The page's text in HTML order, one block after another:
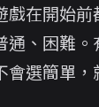
戲在開始前
通、困難。
會選簡單